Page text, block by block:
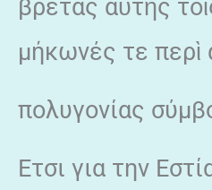
βρέτας αὐτῆς
μήκωνές τε περὶ
πολυγονίας
Ετσι για την